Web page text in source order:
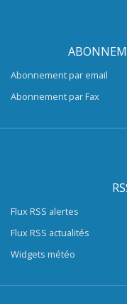
Abonnement par email
Abonnement par Fax
Flux RSS alertes
Flux RSS actualités
Widgets météo